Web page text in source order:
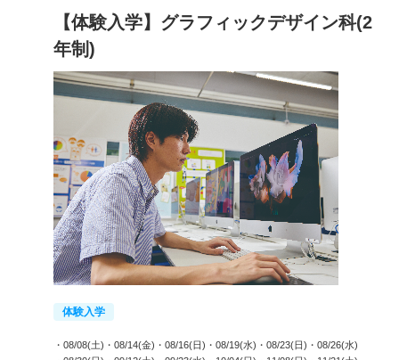
【体験入学】グラフィックデザイン科(2
年制)
体験入学
・08/08(土) ・08/14(金) ・08/16(日) ・08/19(水) ・08/23(日) ・08/26(水)